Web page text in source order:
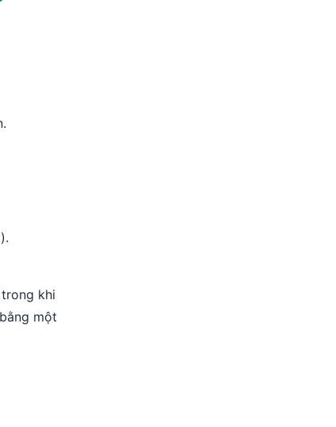
khi
một